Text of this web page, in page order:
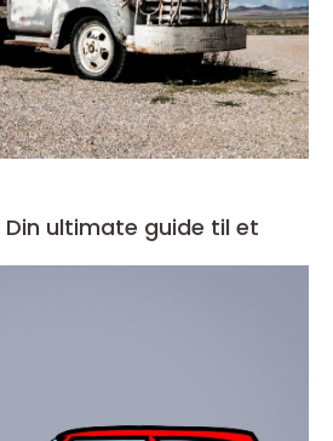
ultimate guide til et